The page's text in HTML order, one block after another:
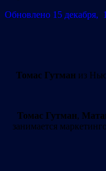
Обновлено 15 декабря,
Томас Гутманиз
Томас Гутман,
занимается